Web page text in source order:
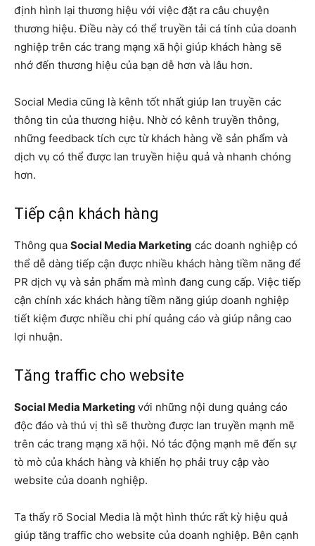
định hình lại thương hiệu với việc đặt ra câu chuyện
thương hiệu. Điều này có thể truyền tải cá tính của doanh
nghiệp trên các trang mạng xã hội giúp khách hàng sẽ
nhớ đến thương hiệu của bạn dễ hơn và lâu hơn.
Social Media cũng là kênh tốt nhất giúp lan truyền các
thông tin của thương hiệu. Nhờ có kênh truyền thông,
những feedback tích cực từ khách hàng về sản phẩm và
dịch vụ có thể được lan truyền hiệu quả và nhanh chóng
hơn.
Tiếp cận khách hàng
Thông qua Social Media Marketing các doanh nghiệp có
thể dễ dàng tiếp cận được nhiều khách hàng tiềm năng để
PR dịch vụ và sản phẩm mà mình đang cung cấp. Việc tiếp
cận chính xác khách hàng tiềm năng giúp doanh nghiệp
tiết kiệm được nhiều chi phí quảng cáo và giúp nâng cao
lợi nhuận.
Tăng traffic cho website
Social Media Marketing với những nội dung quảng cáo
độc đáo và thú vị thì sẽ thường được lan truyền mạnh mẽ
trên các trang mạng xã hội. Nó tác động mạnh mẽ đến sự
tò mò của khách hàng và khiến họ phải truy cập vào
website của doanh nghiệp.
Ta thấy rõ Social Media là một hình thức rất kỳ hiệu quả
giúp tăng traffic cho website của doanh nghiệp. Bên cạnh